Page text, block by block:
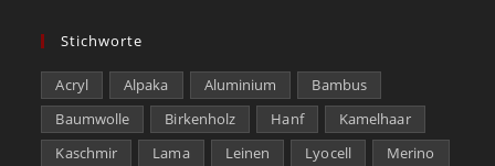
Stichworte
Acryl Alpaka Aluminium
Bambus
Baumwolle
Birkenholz Hanf
Kamelhaar
Kaschmir
Lama Leinen Lyocell
Merino